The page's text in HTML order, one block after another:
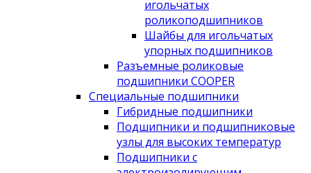
игольчатых
роликоподшипников
Шайбы для игольчатых
упорных подшипников
Разъемные роликовые
подшипники COOPER
Специальные подшипники
Гибридные подшипники
Подшипники и подшипниковые
узлы для высоких температур
Подшипники с